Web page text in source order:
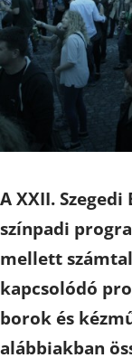
A XXII.
színpadi
mellett
kapcsolódó
borok és
alábbiakban